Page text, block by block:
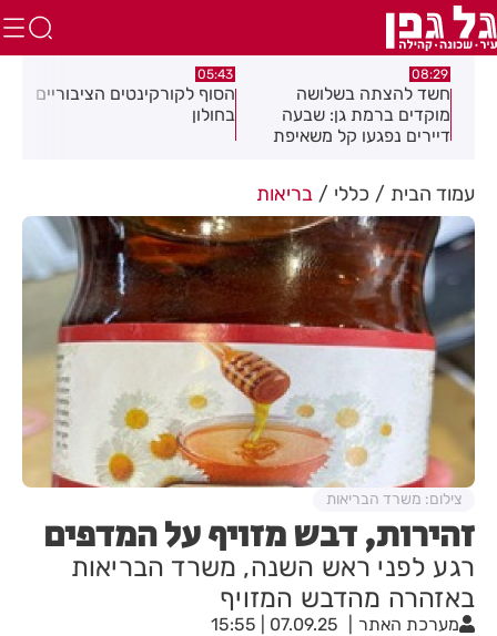
08:29
חשד להצתה בשלושה
מוקדים ברמת גן: שבעה
דיירים נפגעו קל משאיפת
05:43
הסוף לקורקינטים הציבוריים
בחולון
עמוד הבית כללי בריאות
זהירות, דבש מזויף על המדפים
רגע לפני ראש השנה, משרד הבריאות
באזהרה מהדבש המזויף
מערכת האתר 07.09.25 | 15:55
צילום: משרד הבריאות